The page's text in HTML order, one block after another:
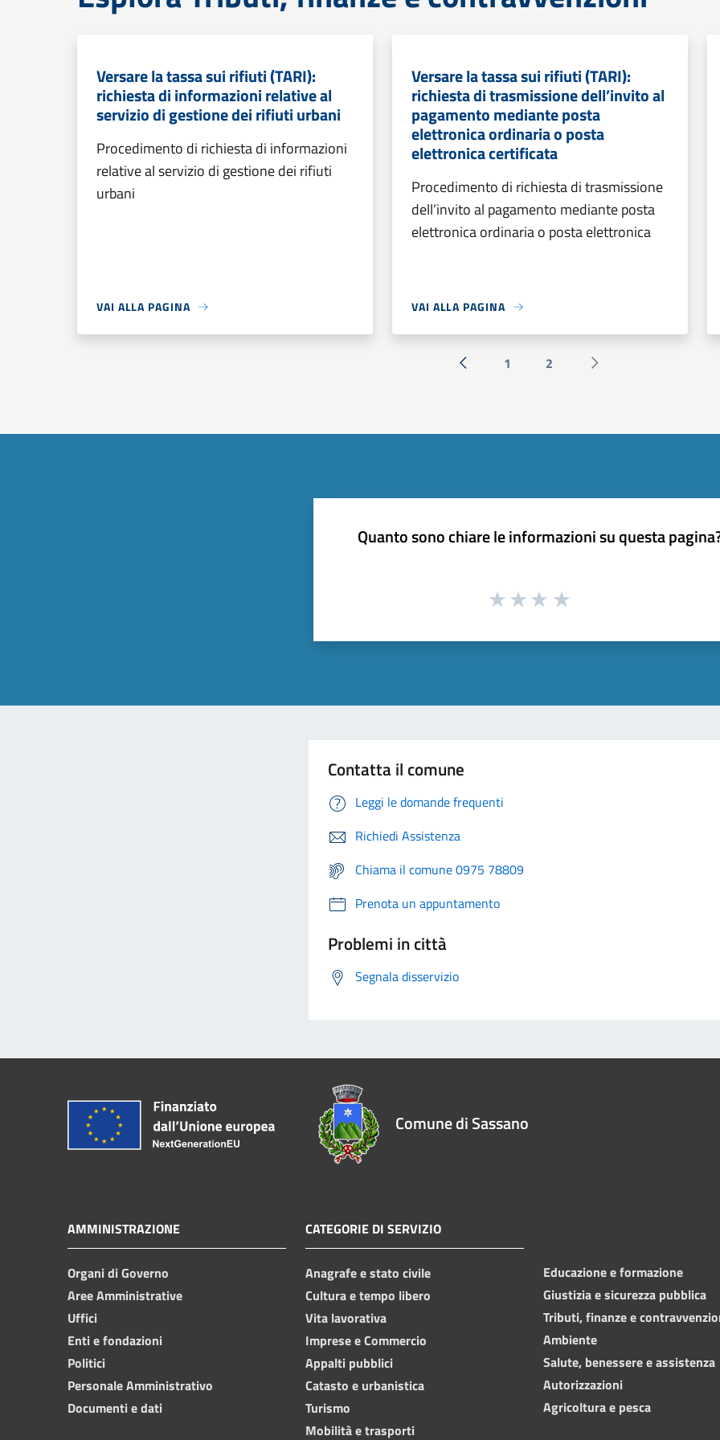
Versare la tassa sui rifiuti (TARI):
richiesta di informazioni relative al
servizio di gestione dei rifiuti urbani
Procedimento di richiesta di informazioni
relative al servizio di gestione dei rifiuti
urbani
VAI ALLA PAGINA
Versare la tassa sui rifiuti (TARI):
richiesta di trasmissione dell’invito al
pagamento mediante posta
elettronica ordinaria o posta
elettronica certificata
Procedimento di richiesta di trasmissione
dell’invito al pagamento mediante posta
elettronica ordinaria o posta elettronica
VAI ALLA PAGINA
« Precedente
1 2
Successiva »
Quanto sono chiare le informazioni su questa
Contatta il comune
Leggi le domande frequenti
Richiedi Assistenza
Chiama il comune 0975 78809
Prenota un appuntamento
Problemi in città
Segnala disservizio
Comune di Sassano
AMMINISTRAZIONE
Organi di Governo
Aree Amministrative
Uffici
Enti e fondazioni
Politici
Personale Amministrativo
Documenti e dati
CATEGORIE DI SERVIZIO
Anagrafe e stato civile
Cultura e tempo libero
Vita lavorativa
Imprese e Commercio
Appalti pubblici
Catasto e urbanistica
Turismo
Mobilità e trasporti
Educazione e formazione
Giustizia e sicurezza pubblica
Tributi, finanze e
Ambiente
Salute, benessere e assistenza
Autorizzazioni
Agricoltura e pesca